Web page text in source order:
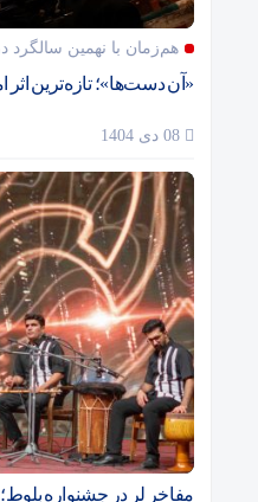
هم‌زمان با نهمین سالگرد
«آن دست‌ها»؛ تازه‌ترین
مفاخر لر در جشنواره